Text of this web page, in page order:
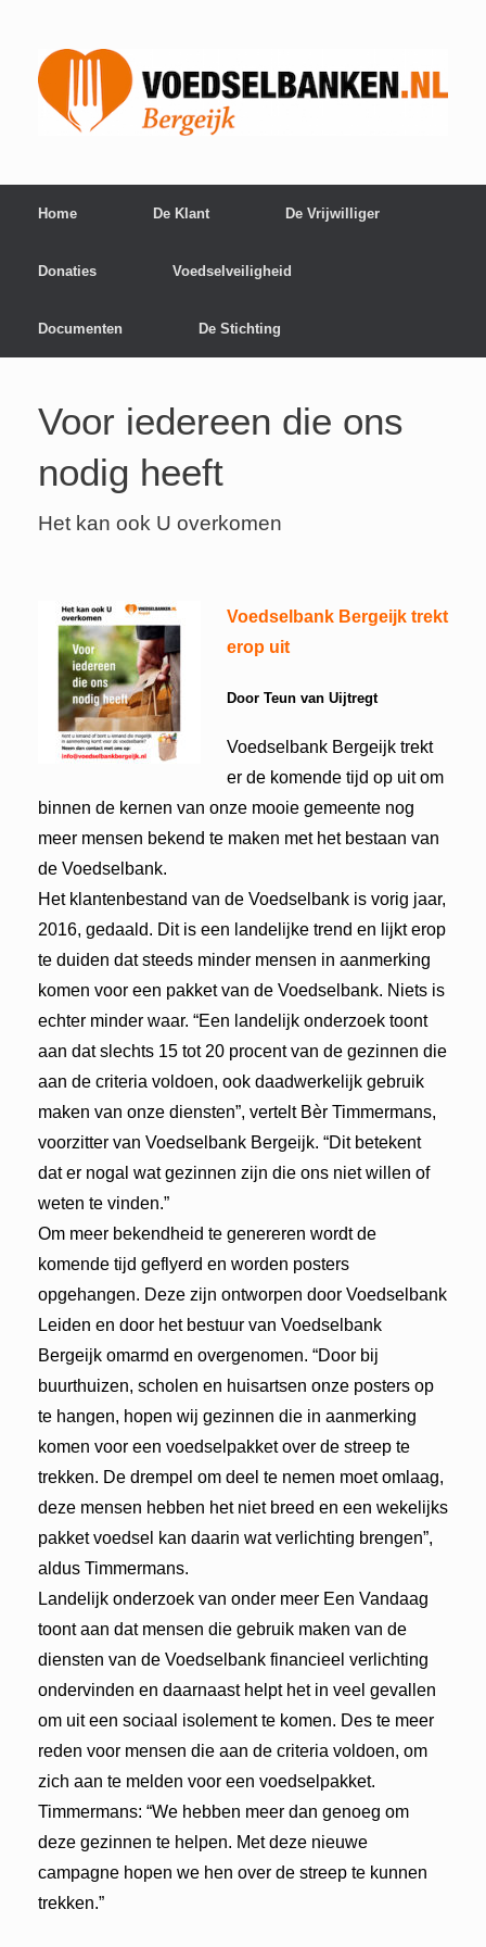
Home De Klant De Vrijwilliger
Donaties Voedselveiligheid
Documenten De Stichting
Voor iedereen die ons
nodig heeft
Het kan ook U overkomen
Voedselbank Bergeijk trekt
erop uit
Door Teun van Uijtregt
Voedselbank Bergeijk trekt
er de komende tijd op uit om
binnen de kernen van onze mooie gemeente nog
meer mensen bekend te maken met het bestaan van
de Voedselbank.
Het klantenbestand van de Voedselbank is vorig jaar,
2016, gedaald. Dit is een landelijke trend en lijkt erop
te duiden dat steeds minder mensen in aanmerking
komen voor een pakket van de Voedselbank. Niets is
echter minder waar. “Een landelijk onderzoek toont
aan dat slechts 15 tot 20 procent van de gezinnen die
aan de criteria voldoen, ook daadwerkelijk gebruik
maken van onze diensten”, vertelt Bèr Timmermans,
voorzitter van Voedselbank Bergeijk. “Dit betekent
dat er nogal wat gezinnen zijn die ons niet willen of
weten te vinden.”
Om meer bekendheid te genereren wordt de
komende tijd geflyerd en worden posters
opgehangen. Deze zijn ontworpen door Voedselbank
Leiden en door het bestuur van Voedselbank
Bergeijk omarmd en overgenomen. “Door bij
buurthuizen, scholen en huisartsen onze posters op
te hangen, hopen wij gezinnen die in aanmerking
komen voor een voedselpakket over de streep te
trekken. De drempel om deel te nemen moet omlaag,
deze mensen hebben het niet breed en een wekelijks
pakket voedsel kan daarin wat verlichting brengen”,
aldus Timmermans.
Landelijk onderzoek van onder meer Een Vandaag
toont aan dat mensen die gebruik maken van de
diensten van de Voedselbank financieel verlichting
ondervinden en daarnaast helpt het in veel gevallen
om uit een sociaal isolement te komen. Des te meer
reden voor mensen die aan de criteria voldoen, om
zich aan te melden voor een voedselpakket.
Timmermans: “We hebben meer dan genoeg om
deze gezinnen te helpen. Met deze nieuwe
campagne hopen we hen over de streep te kunnen
trekken.”